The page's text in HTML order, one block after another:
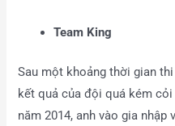
Team King
Sau một khoảng thời gian
kết quả của đội quá kém cỏi
năm 2014, anh vào gia nhập